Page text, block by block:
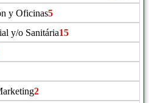
y Oficinas5
y/o Sanitária15
2